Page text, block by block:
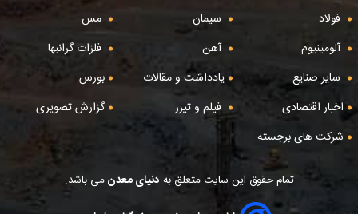
فولاد
سیمان
مس
آلومینیوم
آهن
فلزات گرانبها
سایر صنایع
یادداشت و مقالات
بورس
اخبار اقتصادی
فیلم و تیزر
گزارش تصویری
شرکت های برجسته
تمام حقوق این سایت متعلق به دنیای معدنمی باشد.